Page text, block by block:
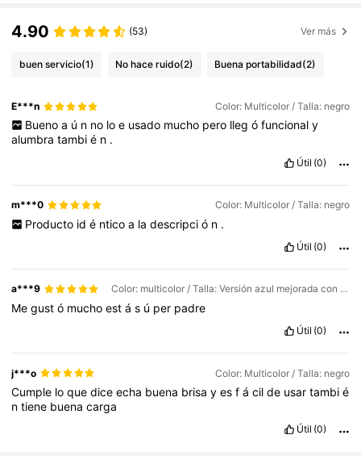
4.90 (53) Ver más
buen servicio(1) No hace ruido(2) Buena portabilidad(2)
E***n Color: Multicolor / Talla: negro
Bueno a ú n no lo e usado mucho pero lleg ó funcional y
alumbratambié n .
Útil (0)
m***0 Color: Multicolor / Talla: negro
Producto id é ntico a la descripci ó n .
Útil (0)
a***9 Color: multicolor / Talla: Versión azul mejorada con luz ambiental.
Megustó muchoestás ú per padre
Útil (0)
j***o Color: Multicolor / Talla: negro
Cumple loquediceecha buena brisayesfácilde usartambié
ntiene buenacarga
Útil (0)